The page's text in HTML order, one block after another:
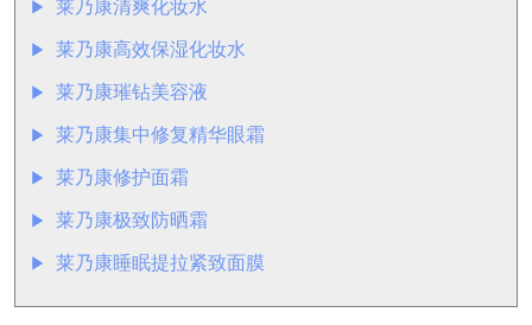
▶︎ 莱乃康清爽化妆水
▶︎ 莱乃康高效保湿化妆水
▶︎ 莱乃康璀钻美容液
▶︎ 莱乃康集中修复精华眼霜
▶︎ 莱乃康修护面霜
▶︎ 莱乃康极致防晒霜
▶︎ 莱乃康睡眠提拉紧致面膜